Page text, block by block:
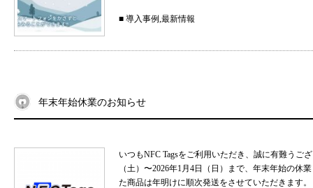
■ 導入事例,最新情報
年末年始休業のお知らせ
いつもNFC Tagsをご利用いただき、誠に有難う
（土）〜2026年1月4日（日）まで、年末年始の
た商品は年明けに順次発送をさせていただきます